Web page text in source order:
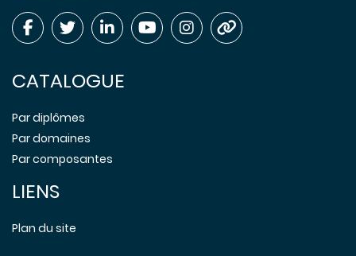
CATALOGUE
Par diplômes
Par domaines
Par composantes
LIENS
Plan du site